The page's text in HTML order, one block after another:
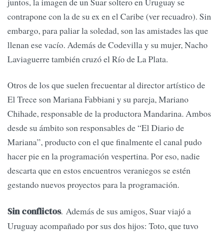
contrapone con la de su ex en el Caribe (ver recuadro). Sin
embargo, para paliar la soledad, son las amistades las que
llenan ese vacío. Además de Codevilla y su mujer, Nacho
Laviaguerre también cruzó el Río de La Plata.
Otros de los que suelen frecuentar al director artístico de
El Trece son Mariana Fabbiani y su pareja, Mariano
Chihade, responsable de la productora Mandarina. Ambos
desde su ámbito son responsables de “El Diario de
Mariana”, producto con el que finalmente el canal pudo
hacer pie en la programación vespertina. Por eso, nadie
descarta que en estos encuentros veraniegos se estén
gestando nuevos proyectos para la programación.
Sin conflictos. Además de sus amigos, Suar viajó a
Uruguay acompañado por sus dos hijos: Toto, que tuvo